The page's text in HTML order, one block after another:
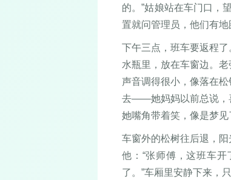
的。”姑娘站在车门口，
置就问管理员，他们有地
下午三点，班车要返程
水瓶里，放在车窗边。
声音调得很小，像落在
去——她妈妈以前总说，
她嘴角带着笑，像是梦
车窗外的松树往后退，
他：“张师傅，这班车
了。”车厢里安静下来，